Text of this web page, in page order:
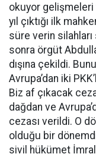
okuyor gelişmeleri
yıl çıktığı ilk
süre verin silahları
sonra örgüt
dışına çekildi.
Avrupa’dan iki
Biz af çıkacak
dağdan ve
cezası verildi. O
olduğu bir
sivil hükümet